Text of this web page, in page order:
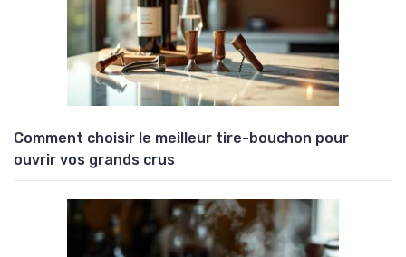
Comment choisir le meilleur tire-bouchon pour
ouvrir vos grands crus